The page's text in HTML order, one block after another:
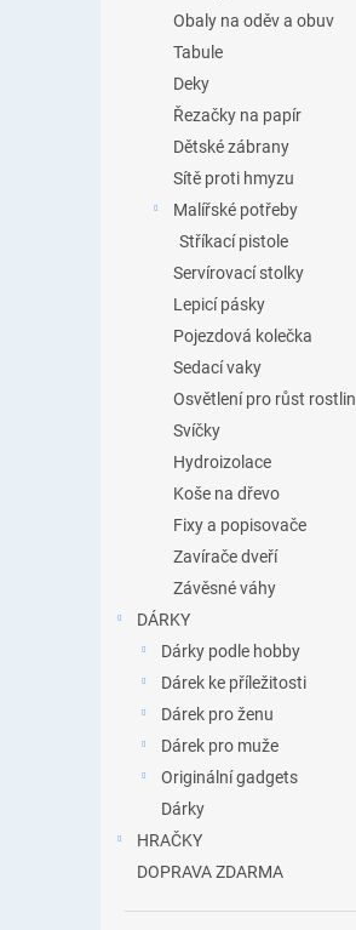
Obaly na oděv a obuv
Tabule
Deky
Řezačky na papír
Dětské zábrany
Sítě proti hmyzu
Malířské potřeby
Stříkací pistole
Servírovací stolky
Lepicí pásky
Pojezdová kolečka
Sedací vaky
Osvětlení pro růst rostlin
Svíčky
Hydroizolace
Koše na dřevo
Fixy a popisovače
Zavírače dveří
Závěsné váhy
DÁRKY
Dárky podle hobby
Dárek ke příležitosti
Dárek pro ženu
Dárek pro muže
Originální gadgets
Dárky
HRAČKY
DOPRAVA ZDARMA